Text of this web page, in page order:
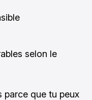
selon le
parce que tu peux